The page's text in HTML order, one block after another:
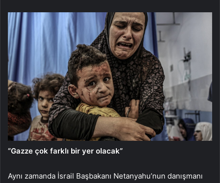
“Gazze çok farklı bir yer olacak”
Aynı zamanda İsrail Başbakanı Netanyahu’nun danışmanı